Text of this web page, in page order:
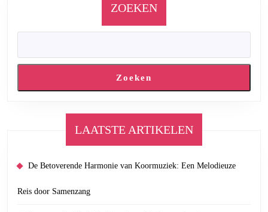
ZOEKEN
Zoeken
LAATSTE ARTIKELEN
De Betoverende Harmonie van Koormuziek: Een Melodieuze
Reis door Samenzang